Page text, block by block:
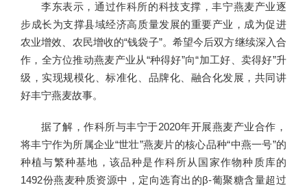
李东表示，通过作科所的科技支撑，丰宁燕麦产业逐
步成长为支撑县域经济高质量发展的重要产业，成为促进
农业增效、农民增收的“钱袋子”。希望今后双方继续深入合
作，全方位推动燕麦产业从“种得好”向“加工好、卖得好”升
级，实现规模化、标准化、品牌化、融合化发展，共同讲
好丰宁燕麦故事。
据了解，作科所与丰宁于2020年开展燕麦产业合作，
将丰宁作为所属企业“世壮”燕麦片的核心品种“中燕一号”的
种植与繁种基地，该品种是作科所从国家作物种质库的
1492份燕麦种质资源中，定向选育出的β-葡聚糖含量超过